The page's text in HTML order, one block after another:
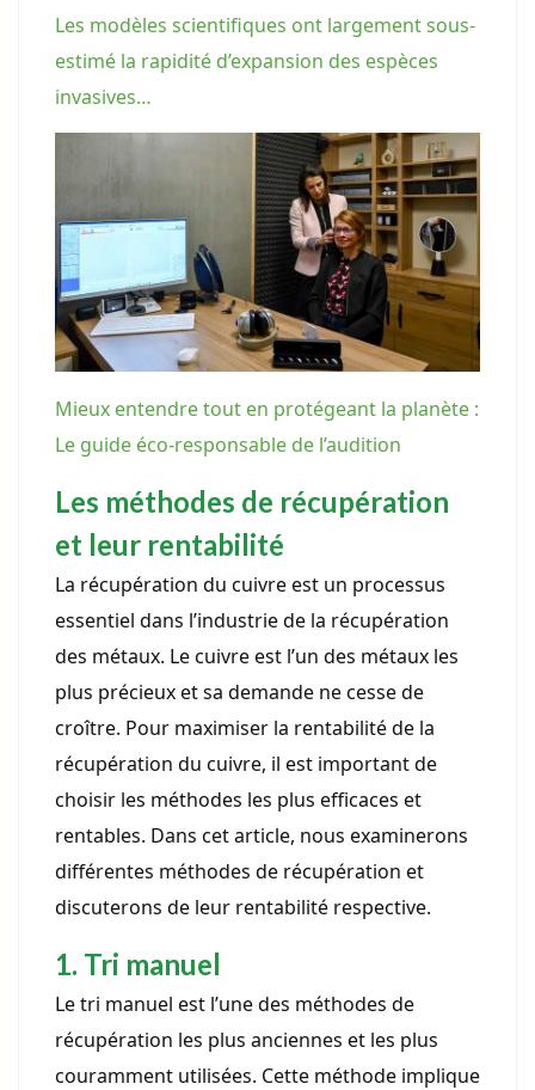
Les modèles scientifiques ont largement sous-
estimé la rapidité d’expansion des espèces
invasives…
Mieux entendre tout en protégeant la planète :
Le guide éco-responsable de l’audition
Les méthodes de récupération
et leur rentabilité
La récupération du cuivre est un processus
essentiel dans l’industrie de la récupération
des métaux. Le cuivre est l’un des métaux les
plus précieux et sa demande ne cesse de
croître. Pour maximiser la rentabilité de la
récupération du cuivre, il est important de
choisir les méthodes les plus efficaces et
rentables. Dans cet article, nous examinerons
différentes méthodes de récupération et
discuterons de leur rentabilité respective.
1. Tri manuel
Le tri manuel est l’une des méthodes de
récupération les plus anciennes et les plus
couramment utilisées. Cette méthode implique